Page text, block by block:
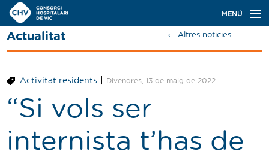
Navegació
principal
MENÚ
Actualitat
Oferta de places
Ser resident
Actualitat ← Altres notícies
Activitat residents| Divendres, 13 de maig de 2022
“Si vols ser
internista t’has de